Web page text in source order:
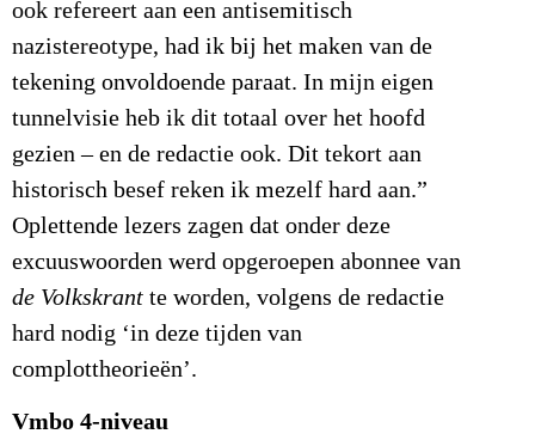
ook refereert aan een antisemitisch
nazistereotype, had ik bij het maken van de
tekening onvoldoende paraat. In mijn eigen
tunnelvisie heb ik dit totaal over het hoofd
gezien – en de redactie ook. Dit tekort aan
historisch besef reken ik mezelf hard aan.”
Oplettende lezers zagen dat onder deze
excuuswoorden werd opgeroepen abonnee van
de Volkskrant te worden, volgens de redactie
hard nodig ‘in deze tijden van
complottheorieën’.
Vmbo 4-niveau